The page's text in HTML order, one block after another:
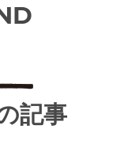
記事